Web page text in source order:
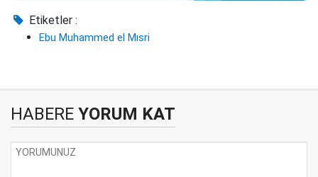
Etiketler :
Ebu Muhammed el Mısri
HABERE YORUM KAT